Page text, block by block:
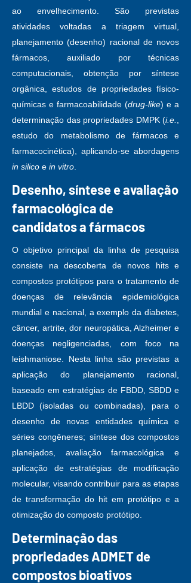
ao envelhecimento. São previstas
atividades voltadas a triagem virtual,
planejamento (desenho) racional de novos
fármacos, auxiliado por técnicas
computacionais, obtenção por síntese
orgânica, estudos de propriedades físico-
químicas e farmacoabilidade (drug-like) e a
determinação das propriedades DMPK (i.e.
estudo do metabolismo de fármacos e
farmacocinética), aplicando-se abordagens
in silico e in vitro
Desenho, síntese e avaliação
farmacológica de
candidatos a fármacos
O objetivo principal da linha de pesquisa
consiste na descoberta de novos hits e
compostos protótipos para o tratamento de
doenças de relevância epidemiológica
mundial e nacional, a exemplo da diabetes,
câncer, artrite, dor neuropática, Alzheimer e
doenças negligenciadas, com foco na
leishmaniose. Nesta linha são previstas a
aplicação do planejamento racional,
baseado em estratégias de FBDD, SBDD e
LBDD (isoladas ou combinadas), para o
desenho de novas entidades química e
séries congêneres; síntese dos compostos
planejados, avaliação farmacológica e
aplicação de estratégias de modificação
molecular, visando contribuir para as etapas
de transformação do hit em protótipo e a
otimização do composto protótipo.
Determinação das
propriedades ADMET de
compostos bioativos